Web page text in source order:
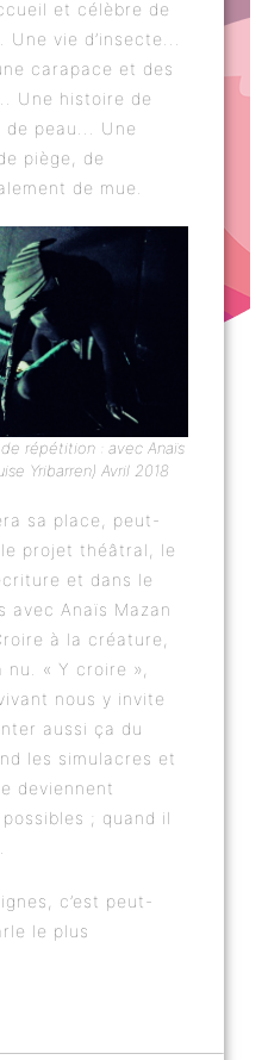
et célèbre de
vie d’insecte...
carapace et des
Une histoire de
de peau... Une
piège, de
de mue.
répétition : avec Anaïs
Yribarren) Avril 2018
sa place, peut-
projet théâtral, le
et dans le
avec Anaïs Mazan
à la créature,
« Y croire »,
nous y invite
aussi ça du
les simulacres et
deviennent
; quand il
c’est peut-
le plus